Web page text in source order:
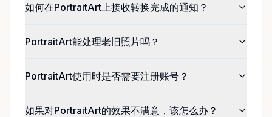
如何在PortraitArt上接收转换完成的通知？
PortraitArt能处理老旧照片吗？
PortraitArt使用时是否需要注册账号？
如果对PortraitArt的效果不满意，该怎么办？